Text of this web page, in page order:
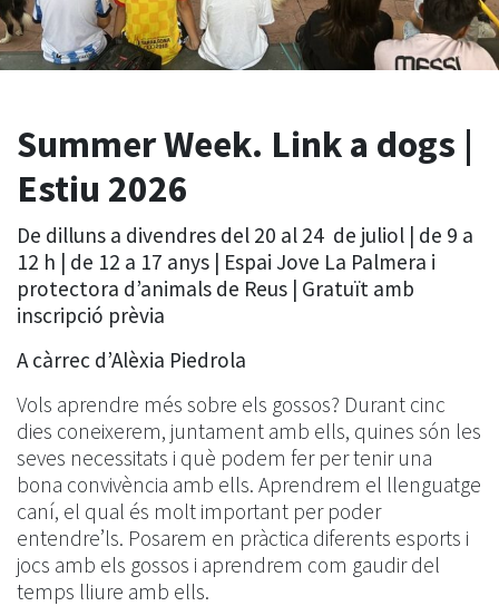
Summer Week. Link a dogs |
Estiu 2026
De dilluns a divendres del 20 al 24 de juliol | de 9 a
12 h | de 12 a 17 anys | Espai Jove La Palmera i
protectora d’animals de Reus | Gratuït amb
inscripció prèvia
A càrrec d’Alèxia Piedrola
Vols aprendre més sobre els gossos? Durant cinc
dies coneixerem, juntament amb ells, quines són les
seves necessitats i què podem fer per tenir una
bona convivència amb ells. Aprendrem el llenguatge
caní, el qual és molt important per poder
entendre’ls. Posarem en pràctica diferents esports i
jocs amb els gossos i aprendrem com gaudir del
temps lliure amb ells.